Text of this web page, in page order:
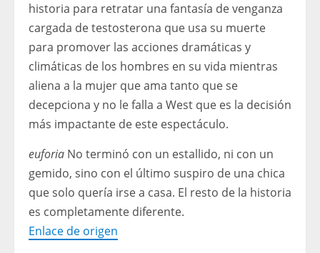
historia para retratar una fantasía de venganza
cargada de testosterona que usa su muerte
para promover las acciones dramáticas y
climáticas de los hombres en su vida mientras
aliena a la mujer que ama tanto que se
decepciona y no le falla a West que es la decisión
más impactante de este espectáculo.
euforia No terminó con un estallido, ni con un
gemido, sino con el último suspiro de una chica
que solo quería irse a casa. El resto de la historia
es completamente diferente.
Enlace de origen